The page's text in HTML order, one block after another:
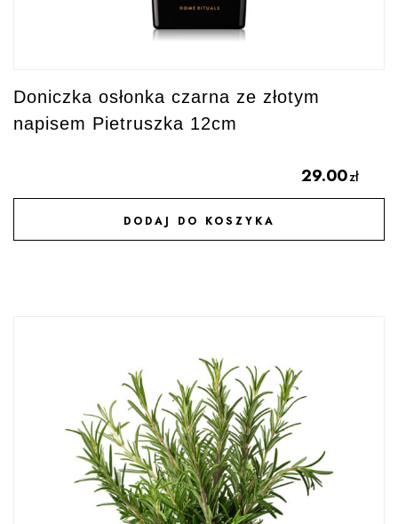
Doniczka osłonka czarna ze złotym
napisem Pietruszka 12cm
29.00zł
DODAJ DO KOSZYKA
DODAJ DO ULUBIONYCH